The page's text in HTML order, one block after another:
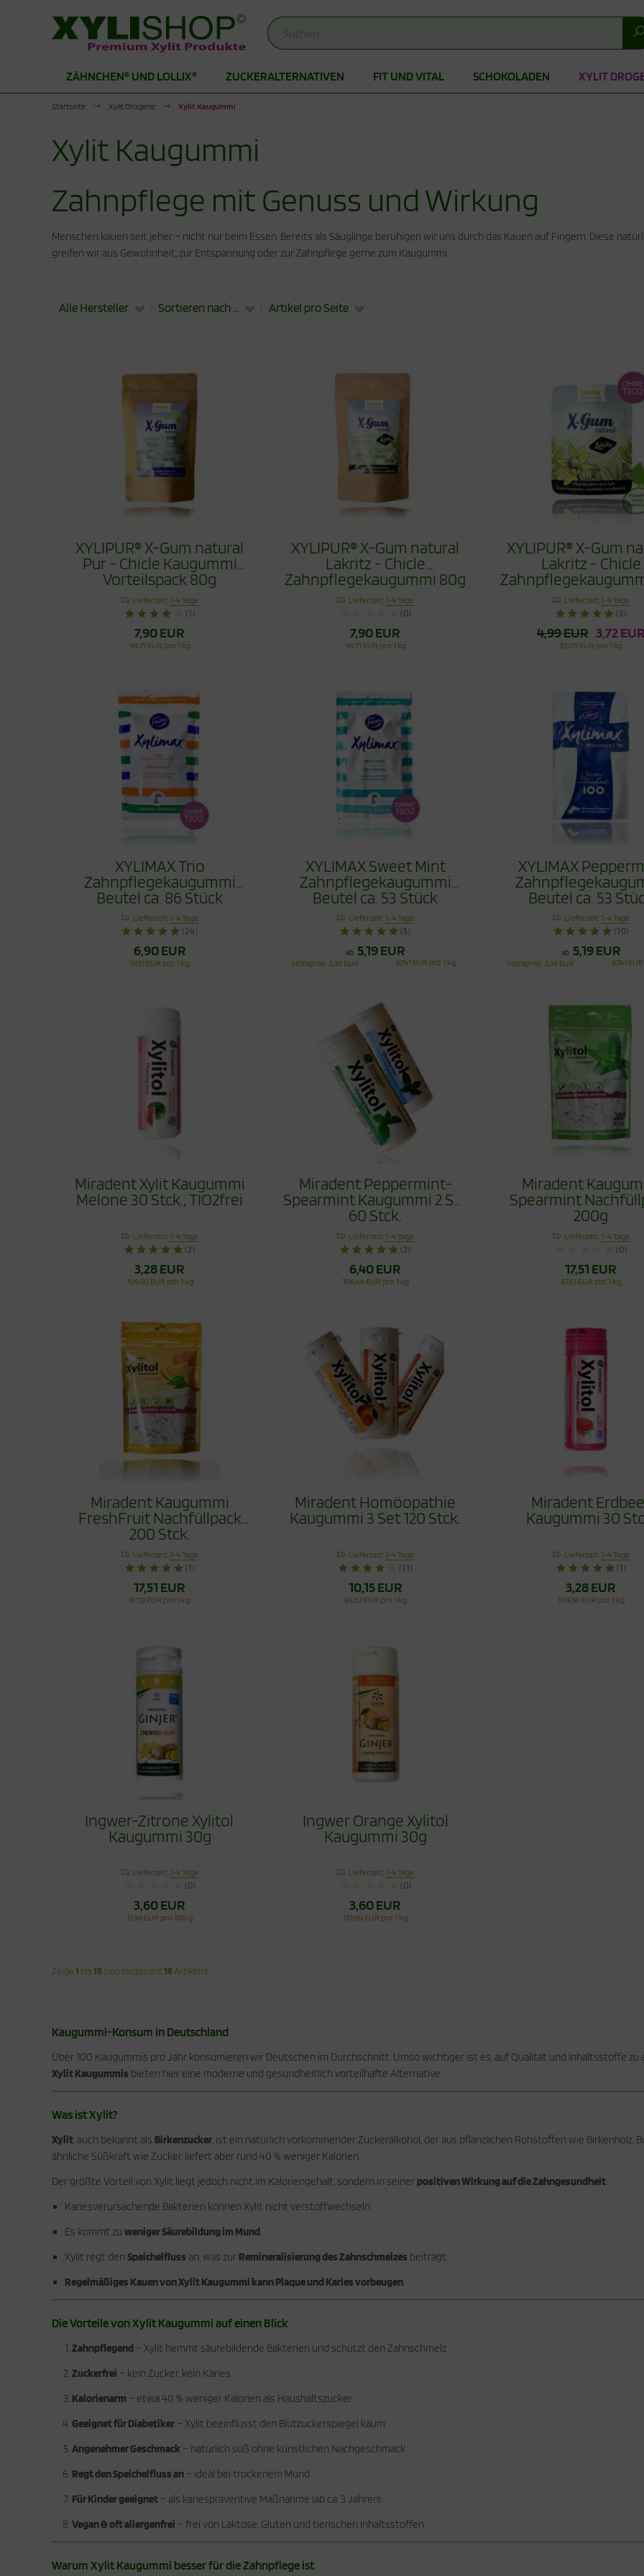
ZÄHNCHEN® UND LOLLIX® ZUCKERALTERNATIVEN FIT UND VITAL SCHOKOLADEN XYLIT
Startseite Xylit Drogerie Xylit Kaugummi
Xylit Kaugummi
Zahnpflege mit Genuss und Wirkung
Menschen kauen seit jeher – nicht nur beim Essen. Bereits als Säuglinge beruhigen wir uns durch das Kauen auf Fingern. Diese
greifen wir aus Gewohnheit, zur Entspannung oder zur Zahnpflege gerne zum Kaugummi
Alle Hersteller Sortieren nach ... Artikel pro Seite
XYLIPUR® X-Gum natural
Pur - Chicle Kaugummi
Vorteilspack 80g
Lieferzeit:1-4 Tage
(1)
7,90 EUR
98,71 EUR pro 1 kg
XYLIPUR® X-Gum natural
Lakritz - Chicle
Zahnpflegekaugummi 80g
Lieferzeit:1-4 Tage
(0)
7,90 EUR
98,71 EUR pro 1 kg
XYLIPUR® X-Gum
Lakritz - Chicle
Lieferzeit:1-4 Tage
(3)
4,99 EUR 3,72 EUR
93,09 EUR pro 1 kg
XYLIMAX Trio
Zahnpflegekaugummi
Beutel ca. 86 Stück
Lieferzeit:1-4 Tage
(24)
6,90 EUR
57,51 EUR pro 1 kg
XYLIMAX Sweet Mint
Zahnpflegekaugummi
Beutel ca. 53 Stück
Lieferzeit:1-4 Tage
(5)
ab 5,19 EUR
Stückpreis 5,39 EUR 67,41 EUR pro 1 kg
XYLIMAX
Beutel ca. 53
Lieferzeit:1-4 Tage
(10)
ab 5,19 EUR
Stückpreis 5,39 EUR 67,41
Miradent Xylit Kaugummi
Melone 30 Stck., TIO2frei
Lieferzeit:1-4 Tage
(2)
3,28 EUR
109,50 EUR pro 1 kg
Miradent Peppermint-
Spearmint Kaugummi 2 Set
60 Stck.
Lieferzeit:1-4 Tage
(2)
6,40 EUR
106,64 EUR pro 1 kg
Miradent
Spearmint
200g
Lieferzeit:1-4 Tage
(0)
17,51 EUR
87,53 EUR pro 1 kg
Miradent Kaugummi
FreshFruit Nachfüllpack
200 Stck.
Lieferzeit:1-4 Tage
(1)
17,51 EUR
87,53 EUR pro 1 kg
Miradent Homöopathie
Kaugummi 3 Set 120 Stck.
Lieferzeit:1-4 Tage
(11)
10,15 EUR
84,62 EUR pro 1 kg
Miradent
Kaugummi 30
Lieferzeit:1-4 Tage
(1)
3,28 EUR
109,50 EUR pro 1 kg
Ingwer-Zitrone Xylitol
Kaugummi 30g
Lieferzeit:1-4 Tage
(0)
3,60 EUR
11,98 EUR pro 100 g
Ingwer Orange Xylitol
Kaugummi 30g
Lieferzeit:1-4 Tage
(0)
3,60 EUR
119,84 EUR pro 1 kg
Zeige 1 bis 18 (von insgesamt18 Artikeln)
Kaugummi-Konsum in Deutschland
Über 100 Kaugummis pro Jahr konsumieren wir Deutschen im Durchschnitt. Umso wichtiger ist es, auf Qualität und Inhaltsstoffe
Xylit Kaugummis bieten hier eine moderne und gesundheitlich vorteilhafte Alternative.
Was ist Xylit?
Xylit, auch bekannt als Birkenzucker, ist ein natürlich vorkommender Zuckeralkohol, der aus pflanzlichen Rohstoffen wie Birkenholz,
ähnliche Süßkraft wie Zucker, liefert aber rund 40 % weniger Kalorien.
Der größte Vorteil von Xylit liegt jedoch nicht im Kaloriengehalt, sondern in seiner positiven Wirkung auf die Zahngesundheit:
Kariesverursachende Bakterien können Xylit nicht verstoffwechseln.
Es kommt zu weniger Säurebildung im Mund.
Xylit regt den Speichelfluss an, was zur Remineralisierung des Zahnschmelzes beiträgt.
Regelmäßiges Kauen von Xylit Kaugummi kann Plaque und Karies vorbeugen.
Die Vorteile von Xylit Kaugummi auf einen Blick
Zahnpflegend – Xylit hemmt säurebildende Bakterien und schützt den Zahnschmelz
Zuckerfrei – kein Zucker, kein Karies
Kalorienarm – etwa 40 % weniger Kalorien als Haushaltszucker
Geeignet für Diabetiker – Xylit beeinflusst den Blutzuckerspiegel kaum
Angenehmer Geschmack – natürlich süß ohne künstlichen Nachgeschmack
Regt den Speichelfluss an – ideal bei trockenem Mund
Für Kinder geeignet – als kariespräventive Maßnahme (ab ca. 3 Jahren)
Vegan & oft allergenfrei – frei von Laktose, Gluten und tierischen Inhaltsstoffen
Warum Xylit Kaugummi besser für die Zahnpflege ist
Lutscher
für die Stoffwechselkur